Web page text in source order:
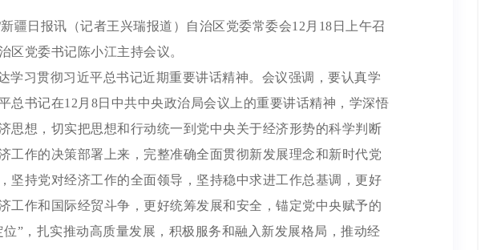
疆日报讯（记者王兴瑞报道）自治区党委常委会12月18日上午召
区党委书记陈小江主持会议。
学习贯彻习近平总书记近期重要讲话精神。会议强调，要认真学
总书记在12月8日中共中央政治局会议上的重要讲话精神，学深悟
思想，切实把思想和行动统一到党中央关于经济形势的科学判断
工作的决策部署上来，完整准确全面贯彻新发展理念和新时代党
坚持党对经济工作的全面领导，坚持稳中求进工作总基调，更好
工作和国际经贸斗争，更好统筹发展和安全，锚定党中央赋予的
位”，扎实推动高质量发展，积极服务和融入新发展格局，推动经